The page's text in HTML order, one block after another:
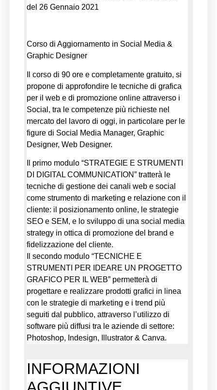
del 26 Gennaio 2021
Corso di Aggiornamento in Social Media &
Graphic Designer
Il corso di 90 ore e completamente gratuito, si
propone di approfondire le tecniche di grafica
per il web e di promozione online attraverso i
Social, tra le competenze più richieste nel
mercato del lavoro di oggi, in particolare per le
figure di Social Media Manager, Graphic
Designer, Web Designer.
Il primo modulo “STRATEGIE E STRUMENTI
DI DIGITAL COMMUNICATION” tratterà le
tecniche di gestione dei canali web e social
come strumento di marketing e relazione con il
cliente: il posizionamento online, le strategie
SEO e SEM, e lo sviluppo di una social media
strategy in ottica di promozione del brand e
fidelizzazione del cliente.
Il secondo modulo “TECNICHE E
STRUMENTI PER IDEARE UN PROGETTO
GRAFICO PER IL WEB” permetterà di
progettare e realizzare prodotti grafici in linea
con le strategie di marketing e i trend più
seguiti dal pubblico, attraverso l’utilizzo di
software più diffusi tra le aziende di settore:
Photoshop, Indesign, Illustrator & Canva.
INFORMAZIONI